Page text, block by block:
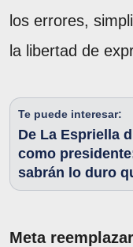
los errores,
la libertad de
Te puede interesar:
De La Espriella
como
sabrán lo duro
Meta